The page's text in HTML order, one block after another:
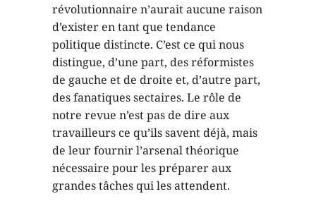
révolutionnaire n’aurait aucune raison
d’exister en tant que tendance
politique distincte. C’est ce qui nous
distingue, d’une part, des réformistes
de gauche et de droite et, d’autre part,
des fanatiques sectaires. Le rôle de
notre revue n’est pas de dire aux
travailleurs ce qu’ils savent déjà, mais
de leur fournir l’arsenal théorique
nécessaire pour les préparer aux
grandes tâches qui les attendent.